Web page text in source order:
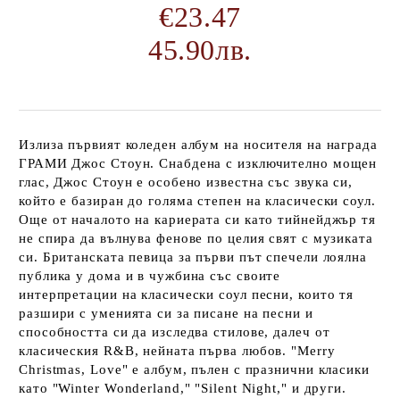
€23.47
45.90лв.
Излиза първият коледен албум на носителя на награда
ГРАМИ Джос Стоун. Снабдена с изключително мощен
глас, Джос Стоун е особено известна със звука си,
който е базиран до голяма степен на класически соул.
Още от началото на кариерата си като тийнейджър тя
не спира да вълнува фенове по целия свят с музиката
си. Британската певица за първи път спечели лоялна
публика у дома и в чужбина със своите
интерпретации на класически соул песни, които тя
разшири с уменията си за писане на песни и
способността си да изследва стилове, далеч от
класическия R&B, нейната първа любов. "Merry
Christmas, Love" е албум, пълен с празнични класики
като "Winter Wonderland," "Silent Night," и други.